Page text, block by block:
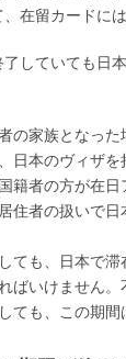
在留カードに
していても日
の家族となっ
日本のヴィザ
籍者の方が在
住者の扱いで日
ても、日本で
ばいけません。
ても、この期間